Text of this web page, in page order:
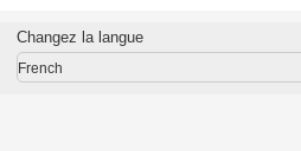
de sablage à
haute pression
Changez la langue
French